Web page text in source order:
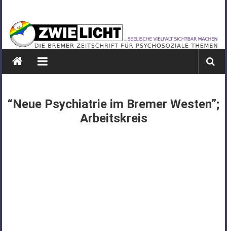
springen
ZWIELICHT
BREMEN
DIE
PSYCHOSOZIALE
“Neue Psychiatrie im Bremer Westen”;
Arbeitskreis